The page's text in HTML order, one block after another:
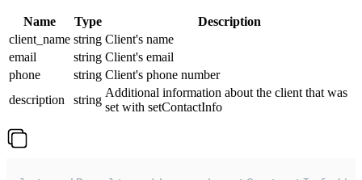
Name Type
Description
client_name string Client's name
email
string Client's email
phone
string Client's phone number
description
string
Additional information about the client that was
set with setContactInfo